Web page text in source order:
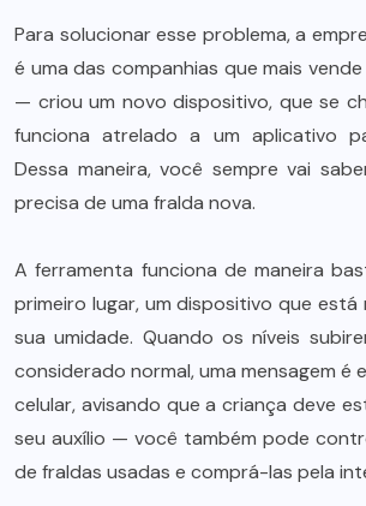
Para solucionar esse problema, a
é uma das companhias que mais
— criou um novo dispositivo, que se
funciona atrelado a um aplicativo
Dessa maneira, você sempre vai
precisa de uma fralda nova.
A ferramenta funciona de maneira
primeiro lugar, um dispositivo que está
sua umidade. Quando os níveis
considerado normal, uma mensagem é
celular, avisando que a criança deve
seu auxílio — você também pode
de fraldas usadas e comprá-las pela